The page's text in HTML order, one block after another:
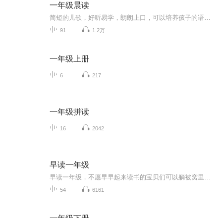
一年级晨读
91 1.2万
一年级上册
6 217
一年级拼读
16 2042
早读一年级
54 6161